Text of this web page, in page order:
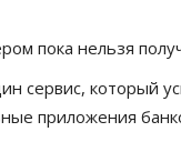
пока нельзя
сервис, который
приложения